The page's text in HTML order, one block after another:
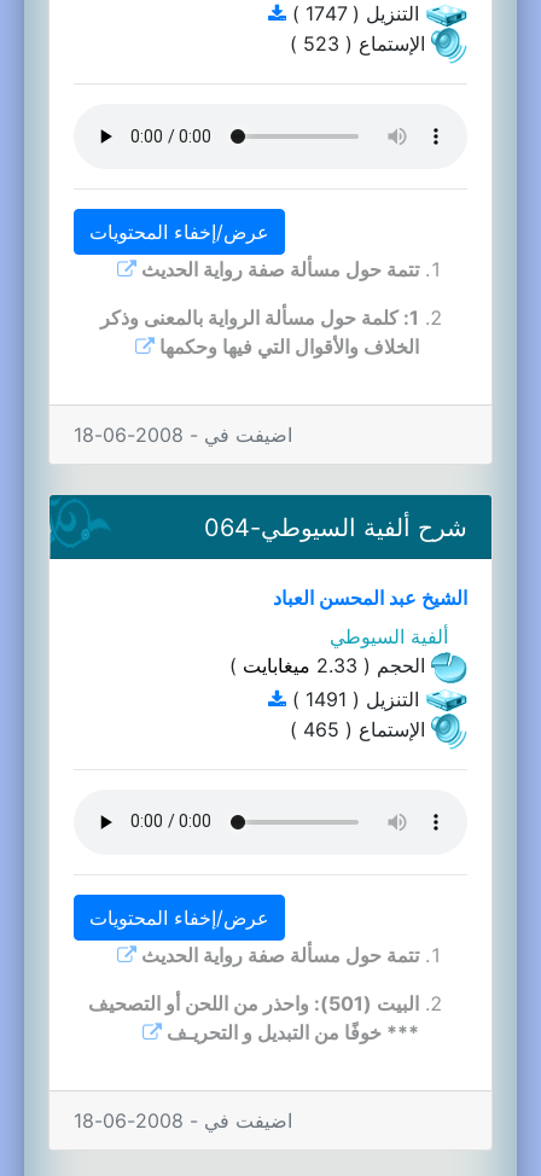
التنزيل ( 1747 )
الإستماع ( 523 )
عرض/إخفاء المحتويات
تتمة حول مسألة صفة رواية الحديث
1: كلمة حول مسألة الرواية بالمعنى وذكر
الخلاف والأقوال التي فيها وحكمها
اضيفت في - 2008-06-18
شرح ألفية السيوطي-064
الشيخ عبد المحسن العباد
ألفية السيوطي
الحجم ( 2.33
ميغابايت )
التنزيل ( 1491 )
الإستماع ( 465 )
عرض/إخفاء المحتويات
تتمة حول مسألة صفة رواية الحديث
البيت (501): واحذر من اللحن أو التصحيف
*** خوفًا من التبديل و التحريـف
اضيفت في - 2008-06-18